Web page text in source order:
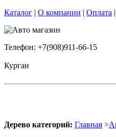
Каталог | О компании | Оплата |
Телефон: +7(908)911-66-15
Курган
Дерево категорий: Главная >